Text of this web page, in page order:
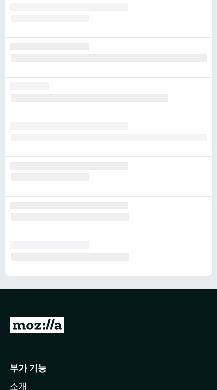
M
부가 기능
소개